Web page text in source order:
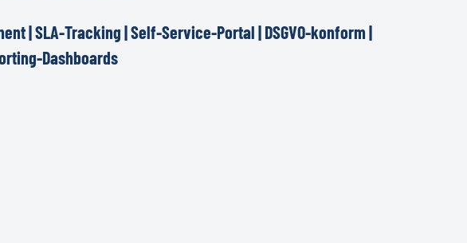
|SLA-Tracking|Self-Service-Portal| DSGVO-konform|
Dashboards